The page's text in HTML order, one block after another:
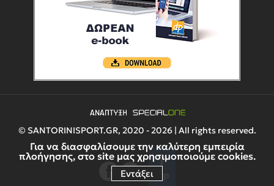
Για να διασφαλίσουμε την καλύτερη εμπειρία
πλοήγησης, στο site μας χρησιμοποιούμε cookies.
Εντάξει
© SANTORINISPORT.GR, 2020 - 2026 | All rights reserved.
UP